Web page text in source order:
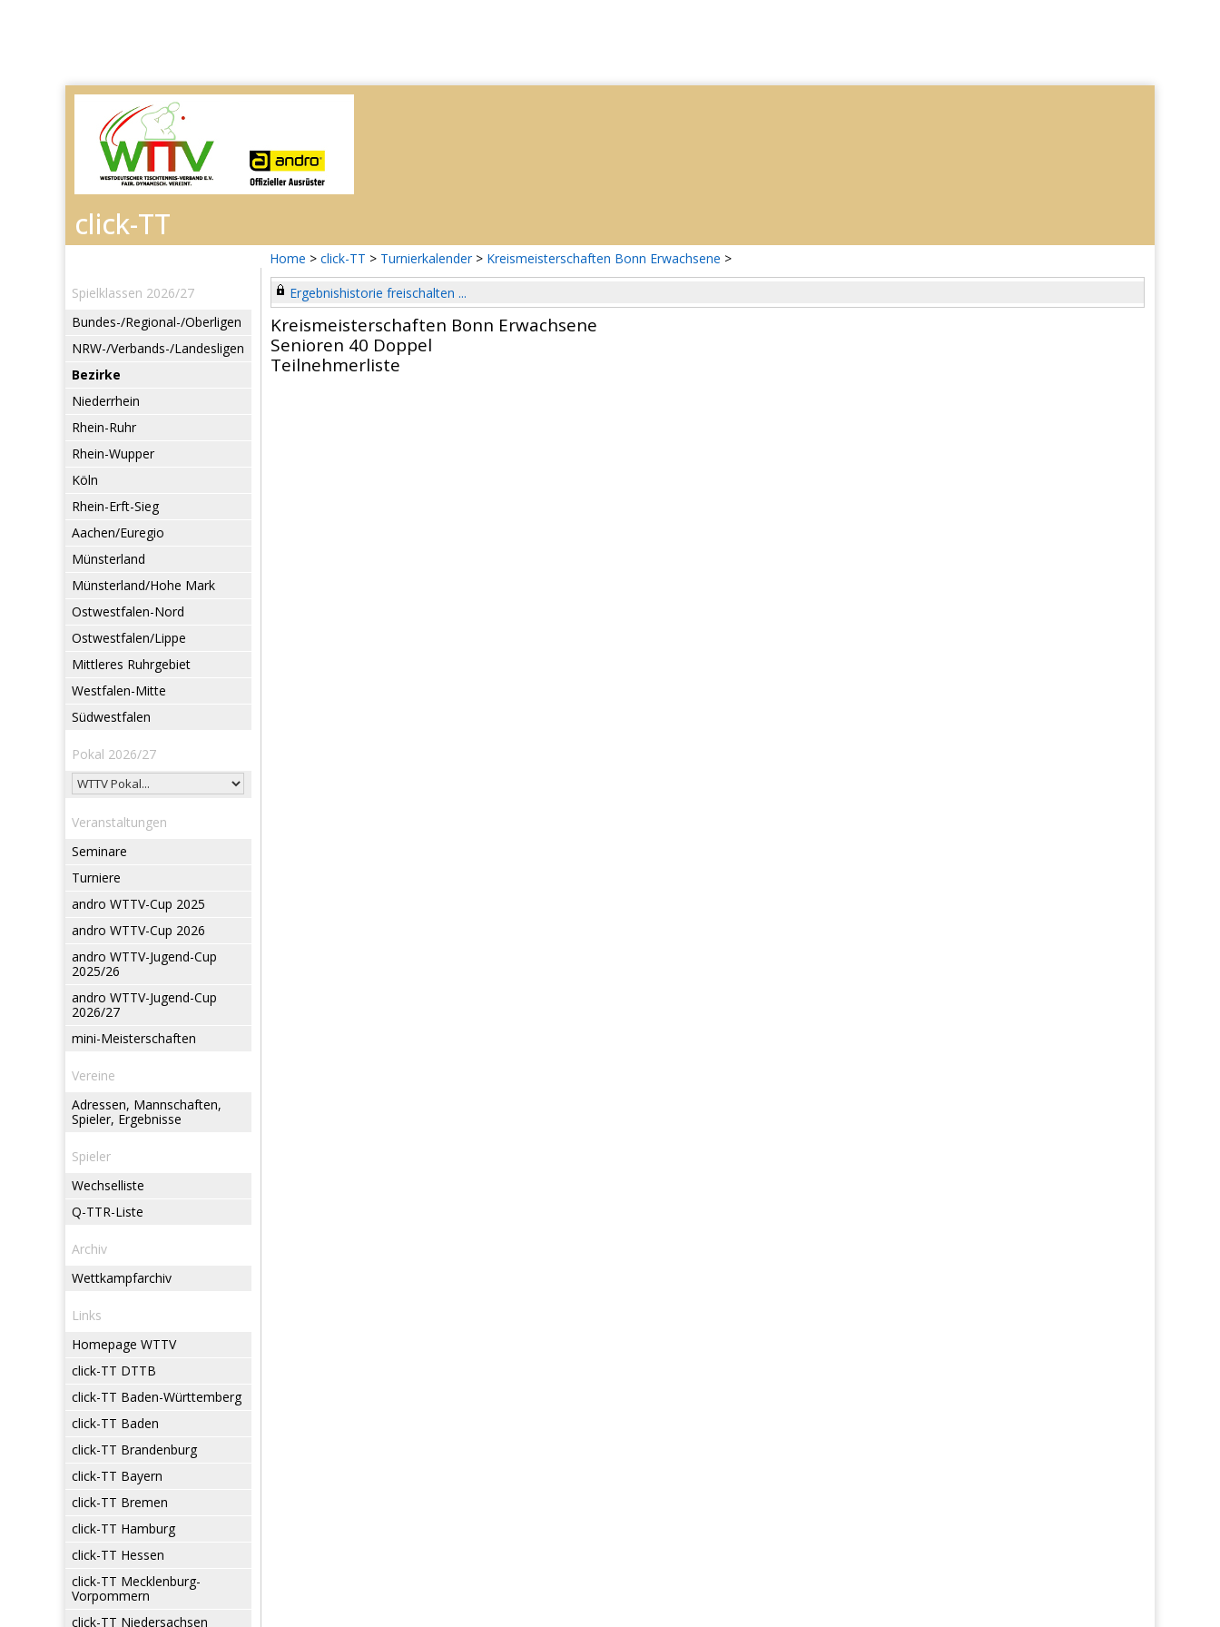
Home > click-TT > Turnierkalender > Kreismeisterschaften Bonn Erwachsene >
Spielklassen 2026/27
Bundes-/Regional-/Oberligen
NRW-/Verbands-/Landesligen
Bezirke
Niederrhein
Rhein-Ruhr
Rhein-Wupper
Köln
Rhein-Erft-Sieg
Aachen/Euregio
Münsterland
Münsterland/Hohe Mark
Ostwestfalen-Nord
Ostwestfalen/Lippe
Mittleres Ruhrgebiet
Westfalen-Mitte
Südwestfalen
Pokal 2026/27
Veranstaltungen
Seminare
Turniere
andro WTTV-Cup 2025
andro WTTV-Cup 2026
andro WTTV-Jugend-Cup
2025/26
andro WTTV-Jugend-Cup
2026/27
mini-Meisterschaften
Vereine
Adressen, Mannschaften,
Spieler, Ergebnisse
Spieler
Wechselliste
Q-TTR-Liste
Archiv
Wettkampfarchiv
Links
Homepage WTTV
click-TT DTTB
click-TT Baden-Württemberg
click-TT Baden
click-TT Brandenburg
click-TT Bayern
click-TT Bremen
click-TT Hamburg
click-TT Hessen
click-TT Mecklenburg-
Vorpommern
click-TT Niedersachsen
Ergebnishistorie freischalten ...
Kreismeisterschaften Bonn Erwachsene
Senioren 40 Doppel
Teilnehmerliste